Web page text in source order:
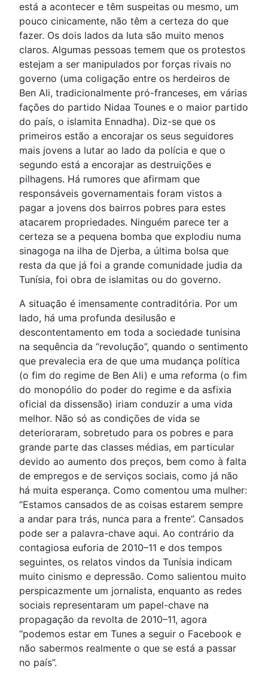
está a acontecer e têm suspeitas ou mesmo, um
pouco cinicamente, não têm a certeza do que
fazer. Os dois lados da luta são muito menos
claros. Algumas pessoas temem que os protestos
estejam a ser manipulados por forças rivais no
governo (uma coligação entre os herdeiros de
Ben Ali, tradicionalmente pró-franceses, em várias
fações do partido Nidaa Tounes e o maior partido
do país, o islamita Ennadha). Diz-se que os
primeiros estão a encorajar os seus seguidores
mais jovens a lutar ao lado da polícia e que o
segundo está a encorajar as destruições e
pilhagens. Há rumores que afirmam que
responsáveis governamentais foram vistos a
pagar a jovens dos bairros pobres para estes
atacarem propriedades. Ninguém parece ter a
certeza se a pequena bomba que explodiu numa
sinagoga na ilha de Djerba, a última bolsa que
resta da que já foi a grande comunidade judia da
Tunísia, foi obra de islamitas ou do governo.
A situação é imensamente contraditória. Por um
lado, há uma profunda desilusão e
descontentamento em toda a sociedade tunisina
na sequência da “revolução”, quando o sentimento
que prevalecia era de que uma mudança política
(o fim do regime de Ben Ali) e uma reforma (o fim
do monopólio do poder do regime e da asfixia
oficial da dissensão) iriam conduzir a uma vida
melhor. Não só as condições de vida se
deterioraram, sobretudo para os pobres e para
grande parte das classes médias, em particular
devido ao aumento dos preços, bem como à falta
de empregos e de serviços sociais, como já não
há muita esperança. Como comentou uma mulher:
“Estamos cansados de as coisas estarem sempre
a andar para trás, nunca para a frente”. Cansados
pode ser a palavra-chave aqui. Ao contrário da
contagiosa euforia de 2010–11 e dos tempos
seguintes, os relatos vindos da Tunísia indicam
muito cinismo e depressão. Como salientou muito
perspicazmente um jornalista, enquanto as redes
sociais representaram um papel-chave na
propagação da revolta de 2010–11, agora
“podemos estar em Tunes a seguir o Facebook e
não sabermos realmente o que se está a passar
no país”.